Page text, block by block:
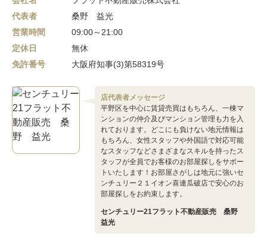
代表者
桑野 益光
営業時間
09:00～21:00
定休日
無休
免許番号
大阪府知事(3)第58319号
店代表者メッセージ
平野区を中心に賃貸売買はもちろん、一棟マ
ンションの仲介及びマンション管理も力を入
れております。どこにも負けない地元情報は
もちろん、女性スタッフや外国語で対応可能
なスタッフなどさまざまなスキルを持ったス
タッフが全員でお客様のお部屋探しをサポー
トいたします！お部屋さがしは地元に強いセ
ンチュリー２１イオン喜連瓜破店で安心のお
部屋探しをお約束します。
センチュリー21フラット不動産販売 桑野
益光